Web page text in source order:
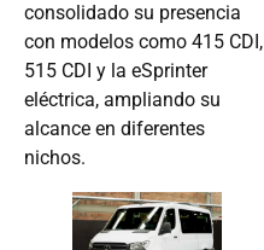
consolidado su presencia
con modelos como 415 CDI,
515 CDI y la eSprinter
eléctrica, ampliando su
alcance en diferentes
nichos.